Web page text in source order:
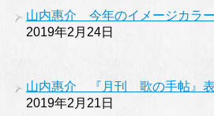
山内惠介 今年のイメージカラ
2019年2月24日
山内惠介 『月刊 歌の手帖』表
2019年2月21日